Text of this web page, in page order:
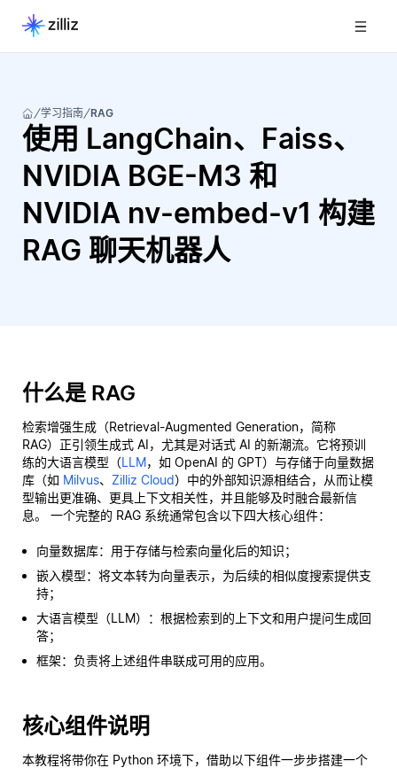
学习指南 RAG
使用 LangChain、Faiss、
NVIDIA BGE-M3 和
NVIDIA nv-embed-v1 构建
RAG 聊天机器人
什么是 RAG
检索增强生成（Retrieval-Augmented Generation，简称
RAG）正引领生成式 AI，尤其是对话式 AI 的新潮流。它将预训
练的大语言模型（LLM，如 OpenAI 的 GPT）与存储于向量数据
库（如 Milvus、 Zilliz Cloud）中的外部知识源相结合，从而让模
型输出更准确、更具上下文相关性，并且能够及时融合最新信
息。 一个完整的 RAG 系统通常包含以下四大核心组件：
向量数据库：用于存储与检索向量化后的知识；
嵌入模型：将文本转为向量表示，为后续的相似度搜索提供支
持；
大语言模型（LLM）：根据检索到的上下文和用户提问生成回
答；
框架：负责将上述组件串联成可用的应用。
核心组件说明
本教程将带你在 Python 环境下，借助以下组件一步步搭建一个